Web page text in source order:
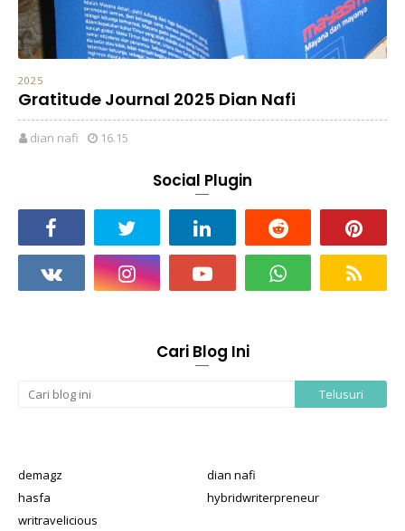
2025
Gratitude Journal 2025 Dian Nafi
dian nafi 16.15
Social Plugin
Cari Blog Ini
demagz
dian nafi
hasfa
hybridwriterpreneur
writravelicious